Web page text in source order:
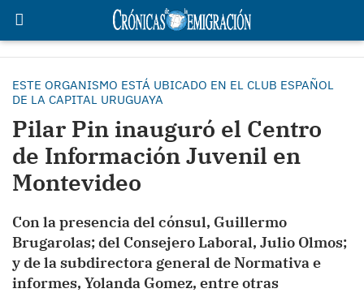
ESTE ORGANISMO ESTÁ UBICADO EN EL CLUB ESPAÑOL
DE LA CAPITAL URUGUAYA
Pilar Pin inauguró el Centro
de Información Juvenil en
Montevideo
Con la presencia del cónsul, Guillermo
Brugarolas; del Consejero Laboral, Julio Olmos;
y de la subdirectora general de Normativa e
informes, Yolanda Gomez, entre otras